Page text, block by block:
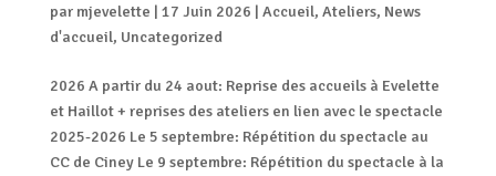
par mjevelette | 17 Juin 2026 | Accueil, Ateliers, News
d'accueil, Uncategorized
2026 A partir du 24 aout: Reprise des accueils à Evelette
et Haillot + reprises des ateliers en lien avec le spectacle
2025-2026 Le 5 septembre: Répétition du spectacle au
CC de Ciney Le 9 septembre: Répétition du spectacle à la